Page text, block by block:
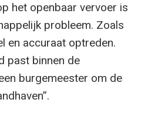
het openbaar vervoer is
probleem. Zoals
en accuraat optreden.
past binnen de
burgemeester om de